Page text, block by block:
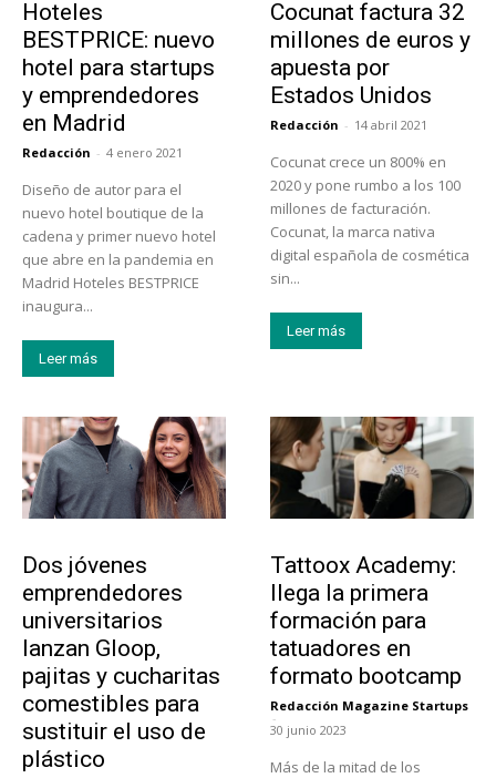
Hoteles
BESTPRICE: nuevo
hotel para startups
y emprendedores
en Madrid
Redacción - 4 enero 2021
Diseño de autor para el
nuevo hotel boutique de la
cadena y primer nuevo hotel
que abre en la pandemia en
Madrid Hoteles BESTPRICE
inaugura...
Leer más
Cocunat factura 32
millones de euros y
apuesta por
Estados Unidos
Redacción - 14 abril 2021
Cocunat crece un 800% en
2020 y pone rumbo a los 100
millones de facturación.
Cocunat, la marca nativa
digital española de cosmética
sin...
Leer más
Dos jóvenes
emprendedores
universitarios
lanzan Gloop,
pajitas y cucharitas
comestibles para
sustituir el uso de
plástico
Tattoox Academy:
llega la primera
formación para
tatuadores en
formato bootcamp
Redacción Magazine Startups
-
30 junio 2023
Más de la mitad de los